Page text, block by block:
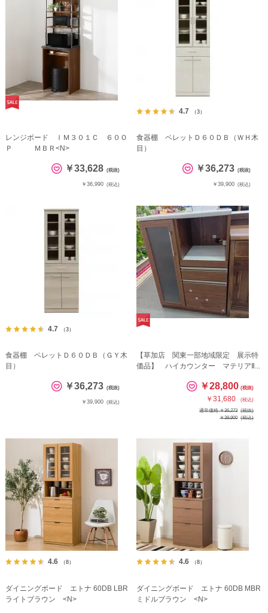
レンジボード ＩＭ３０１Ｃ ６０Ｏ
Ｐ ＭＢＲ<N>
￥33,628 (税抜)
￥36,990 (税込)
4.7 （3）
食器棚 ペレットＤ６０ＤＢ（ＷＨ木
目）
￥36,273 (税抜)
￥39,900 (税込)
4.7 （3）
食器棚 ペレットＤ６０ＤＢ（ＧＹ木
目）
￥36,273 (税抜)
￥39,900 (税込)
【草加店 関東一部地域限定 展示特
価品】 ハイカウンター マテリアⅡ...
￥28,800 (税抜)
￥31,680
(税込)
通常価格 ￥36,273 (税抜)
￥39,900 (税込)
4.6 （8）
ダイニングボード エトナ 60DB LBR
ライトブラウン <N>
4.6 （8）
ダイニングボード エトナ 60DB MBR
ミドルブラウン <N>